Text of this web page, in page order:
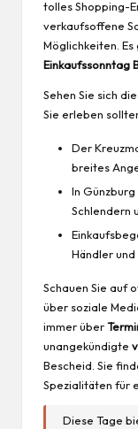
tolles Shopping-
verkaufsoffene
Möglichkeiten.
Einkaufssonntag
Sehen Sie sich
Sie erleben
Der
breites
In
Schlendern
Händler
Schauen Sie auf
über soziale
immer über
unangekündigte
Bescheid. Sie
Spezialitäten für
Diese Tage